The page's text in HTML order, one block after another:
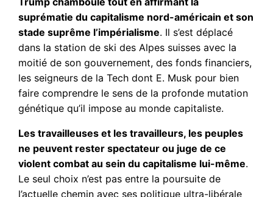
suprématie du capitalisme nord-américain et son
stade suprême l’impérialisme. Il s’est déplacé
dans la station de ski des Alpes suisses avec la
moitié de son gouvernement, des fonds financiers,
les seigneurs de la Tech dont E. Musk pour bien
faire comprendre le sens de la profonde mutation
génétique qu’il impose au monde capitaliste.
Les travailleuses et les travailleurs, les peuples
ne peuvent rester spectateur ou juge de ce
violent combat au sein du capitalisme lui-même.
Le seul choix n’est pas entre la poursuite de
l’actuelle chemin avec ses politique ultra-libérale